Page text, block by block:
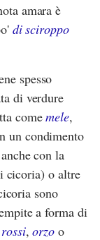
amara è
di sciroppo
spesso
di verdure
comemele,
un condimento
con la
cicoria) o altre
sono
a forma di
,orzo o